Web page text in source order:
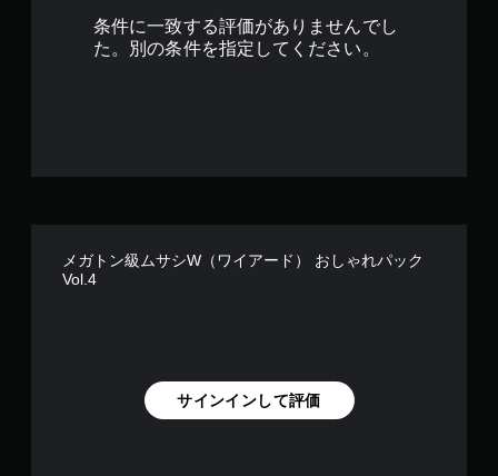
条件に一致する評価がありませんでし
た。別の条件を指定してください。
メガトン級ムサシW（ワイアード） おしゃれパック
Vol.4
サインインして評価